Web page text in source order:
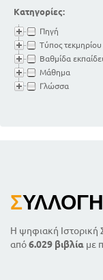
Κατηγορίες:
Πηγή
Τύπος τεκμηρίου
Βαθμίδα
Μάθημα
Γλώσσα
ΣΥΛΛΟΓΉ
Η ψηφιακή Ιστορική
από6.029 βιβλία με